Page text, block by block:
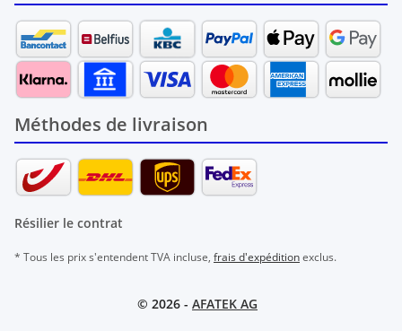
Méthodes de livraison
Résilier le contrat
* Tous les prix s'entendent TVA incluse, frais d'expéditionexclus.
© 2026 - AFATEK AG